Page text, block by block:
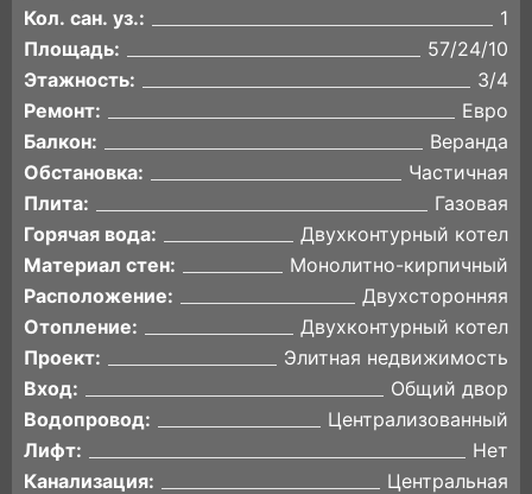
Кол. сан. уз.:
1
Площадь:
57/24/10
Этажность:
3/4
Ремонт:
Евро
Балкон:
Веранда
Обстановка:
Частичная
Плита:
Газовая
Горячая вода:
Двухконтурный котел
Материал стен:
Монолитно-кирпичный
Расположение:
Двухсторонняя
Отопление:
Двухконтурный котел
Проект:
Элитная недвижимость
Вход:
Общий двор
Водопровод:
Централизованный
Лифт:
Нет
Канализация:
Центральная